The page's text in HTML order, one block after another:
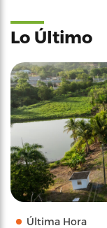
Lo Último
Última Hora